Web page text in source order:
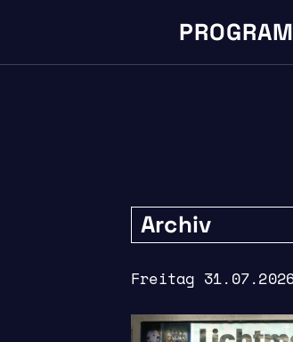
Archiv
Freitag